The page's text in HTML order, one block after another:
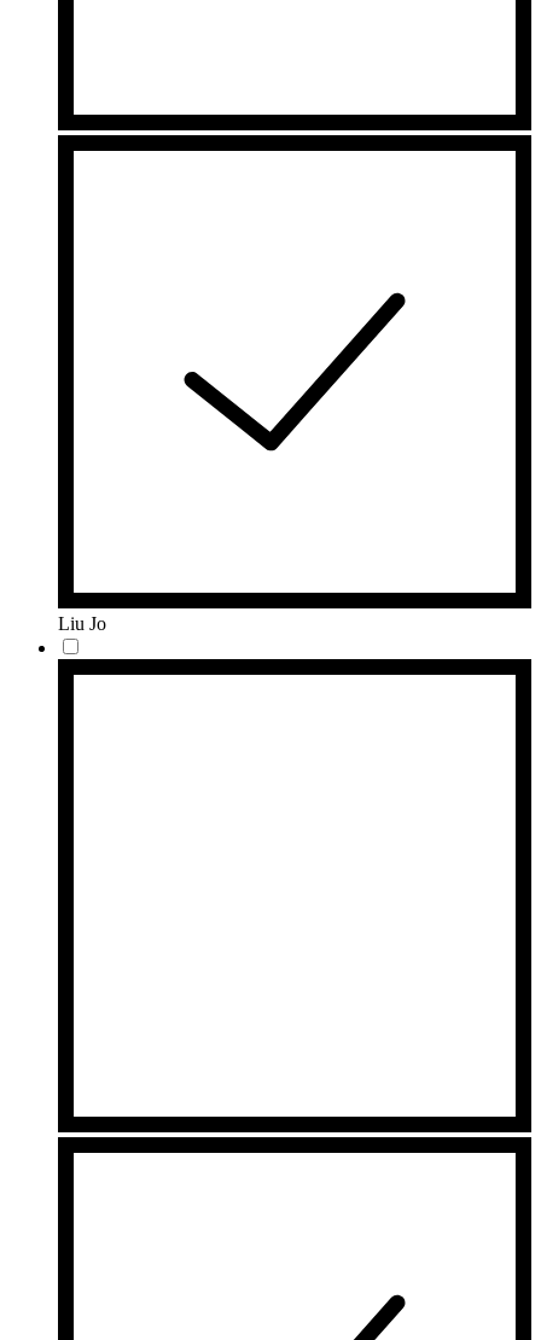
Liu Jo